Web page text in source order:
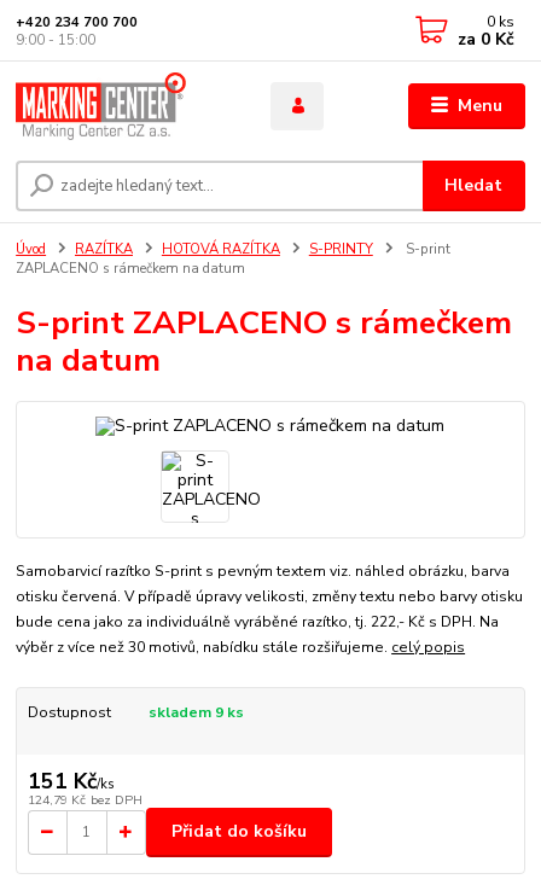
Menu
Hledat
+420 234 700 700
9:00 - 15:00
0 ks
za 0 Kč
Úvod RAZÍTKA HOTOVÁ RAZÍTKA S-PRINTY
S-print
ZAPLACENO s rámečkem na datum
S-print ZAPLACENO s rámečkem
na datum
Samobarvicí razítko S-print s pevným textem viz. náhled obrázku, barva
otisku červená. V případě úpravy velikosti, změny textu nebo barvy otisku
bude cena jako za individuálně vyráběné razítko, tj. 222,- Kč s DPH. Na
výběr z více než 30 motivů, nabídku stále rozšiřujeme. celý popis
Dostupnost skladem 9 ks
151 Kč/ks
124,79 Kč bez DPH
Přidat do košíku